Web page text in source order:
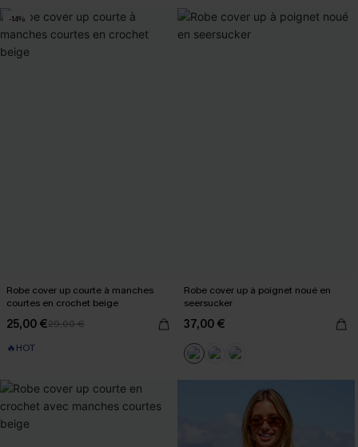
-14%
Robe cover up courte à manches
courtes en crochet beige
25,00 €29,00 €
🔥HOT
Robe cover up à poignet noué en
seersucker
37,00 €